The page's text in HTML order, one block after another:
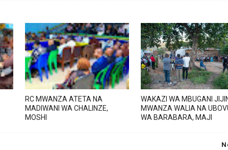
RC MWANZA ATETA NA
MADIWANI WA CHALINZE,
MOSHI
WAKAZI WA MBUGANI
MWANZA WALIA NA
WA BARABARA, MAJI